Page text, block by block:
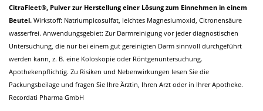
CitraFleet®, Pulver zur Herstellung einer Lösung zum Einnehmen in einem
Beutel. Wirkstoff: Natriumpicosulfat, leichtes Magnesiumoxid, Citronensäure
wasserfrei. Anwendungsgebiet: Zur Darmreinigung vor jeder diagnostischen
Untersuchung, die nur bei einem gut gereinigten Darm sinnvoll durchgeführt
werden kann, z. B. eine Koloskopie oder Röntgenuntersuchung.
Apothekenpflichtig. Zu Risiken und Nebenwirkungen lesen Sie die
Packungsbeilage und fragen Sie Ihre Ärztin, Ihren Arzt oder in Ihrer Apotheke.
Recordati Pharma GmbH